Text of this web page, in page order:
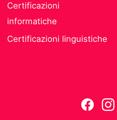
Certificazioni
informatiche
Certificazioni linguistiche